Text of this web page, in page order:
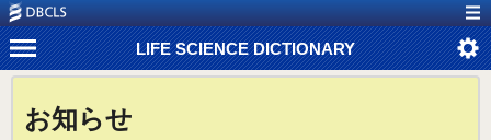
LIFE SCIENCE DICTIONARY
お知らせ